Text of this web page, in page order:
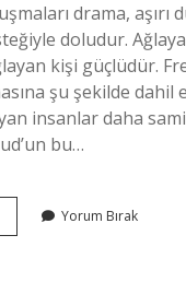
drama, aşırı
doludur.
kişi güçlüdür.
şu şekilde dahil
insanlar daha
bu…
Ağlayan
Yorum Bırak